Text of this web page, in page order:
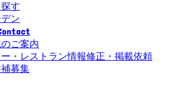
す
ン
ご案内
・レストラン情報修正・掲載依頼
募集